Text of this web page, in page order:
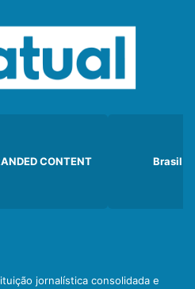
CONTENT Brasil
jornalística consolidada e